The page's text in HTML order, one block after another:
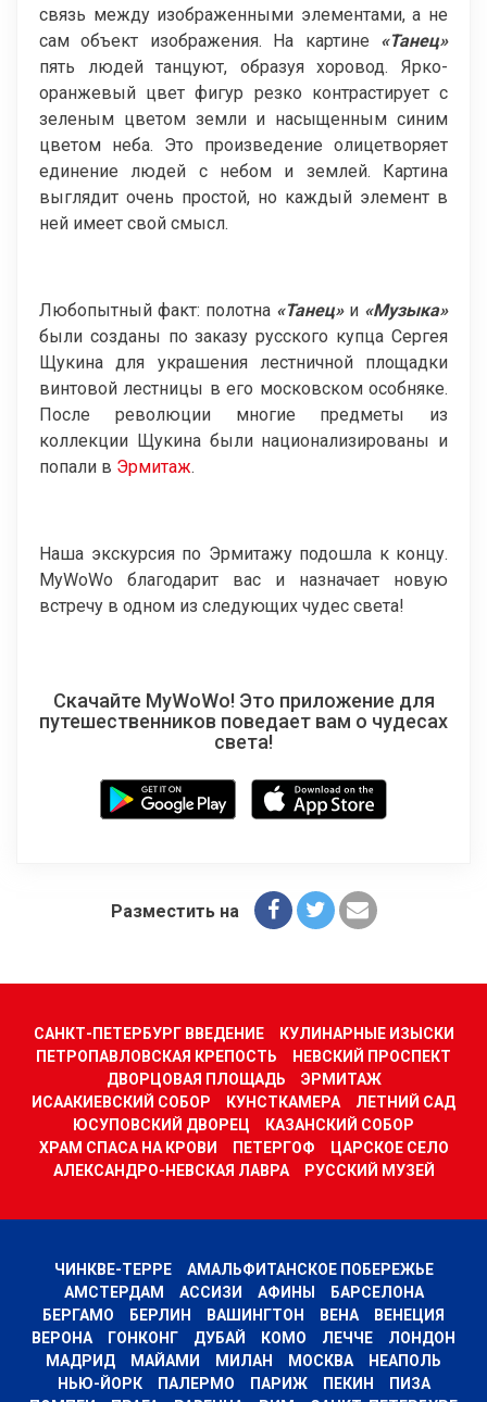
связь между изображенными элементами, а не
сам объект изображения. На картине «Танец»
пять людей танцуют, образуя хоровод. Ярко-
оранжевый цвет фигур резко контрастирует с
зеленым цветом земли и насыщенным синим
цветом неба. Это произведение олицетворяет
единение людей с небом и землей. Картина
выглядит очень простой, но каждый элемент в
ней имеет свой смысл.
Любопытный факт: полотна «Танец»и «Музыка»
были созданы по заказу русского купца Сергея
Щукина для украшения лестничной площадки
винтовой лестницы в его московском особняке.
После революции многие предметы из
коллекции Щукина были национализированы и
попали в Эрмитаж.
Наша экскурсия по Эрмитажу подошла к концу.
MyWoWo благодарит вас и назначает новую
встречу в одном из следующих чудес света!
Скачайте MyWoWo! Это приложение для
путешественников поведает вам о чудесах
света!
Разместить на
САНКТ-ПЕТЕРБУРГ ВВЕДЕНИЕ
КУЛИНАРНЫЕ ИЗЫСКИ
ПЕТРОПАВЛОВСКАЯ КРЕПОСТЬ
НЕВСКИЙ ПРОСПЕКТ
ДВОРЦОВАЯ ПЛОЩАДЬ
ЭРМИТАЖ
ИСААКИЕВСКИЙ СОБОР
КУНСТКАМЕРА
ЛЕТНИЙ САД
ЮСУПОВСКИЙ ДВОРЕЦ
КАЗАНСКИЙ СОБОР
ХРАМ СПАСА НА КРОВИ
ПЕТЕРГОФ
ЦАРСКОЕ СЕЛО
АЛЕКСАНДРО-НЕВСКАЯ ЛАВРА
РУССКИЙ МУЗЕЙ
ЧИНКВЕ-ТЕРРЕ
АМАЛЬФИТАНСКОЕ ПОБЕРЕЖЬЕ
АМСТЕРДАМ
АССИЗИ АФИНЫ
БАРСЕЛОНА
БЕРГАМО
БЕРЛИН ВАШИНГТОН ВЕНА
ВЕНЕЦИЯ
ВЕРОНА
ГОНКОНГ ДУБАЙ КОМО ЛЕЧЧЕ
ЛОНДОН
МАДРИД
МАЙАМИ МИЛАН МОСКВА
НЕАПОЛЬ
НЬЮ-ЙОРК
ПАЛЕРМО ПАРИЖ ПЕКИН
ПИЗА